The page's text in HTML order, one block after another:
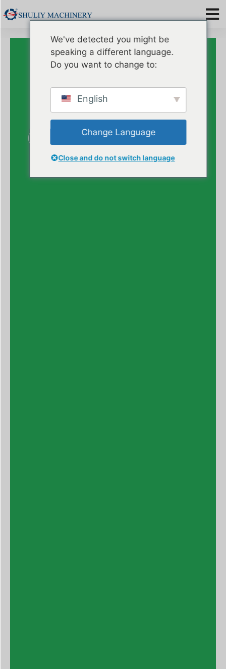
Bienvenido A
Zhengzhou Shuliy
Empresa De
Maquinaria Para
Gusanos De Harina.
We've detected you might be
speaking a different language.
Do you want to change to:
English
Change Language
Close and do not switch language